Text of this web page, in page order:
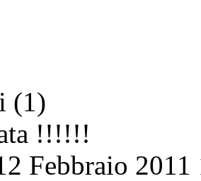
(1)
!!!!!!
Febbraio 2011